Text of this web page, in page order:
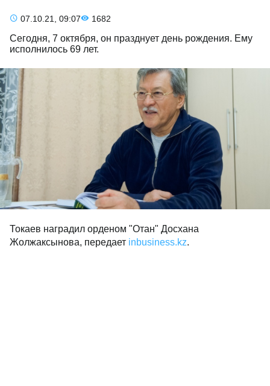
07.10.21, 09:07 1682
Сегодня, 7 октября, он празднует день рождения. Ему
исполнилось 69 лет.
Токаев наградил орденом "Отан" Досхана
Жолжаксынова, передает inbusiness.kz.